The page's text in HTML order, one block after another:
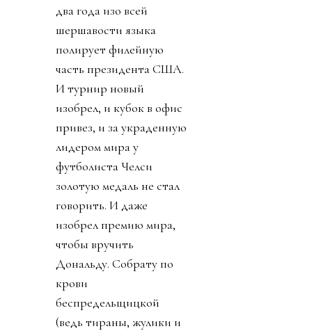
два года изо всей
шершавости языка
полирует филейную
часть президента США.
И турнир новый
изобрел, и кубок в офис
привез, и за украденную
лидером мира у
футболиста Челси
золотую медаль не стал
говорить. И даже
изобрел премию мира,
чтобы вручить
Дональду. Собрату по
крови
беспредельщицкой
(ведь тираны, жулики и